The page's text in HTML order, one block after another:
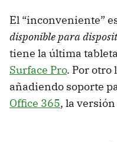
El “inconveniente”
disponible para
tiene la última
Surface Pro. Por otro
añadiendo soporte
Office 365, la